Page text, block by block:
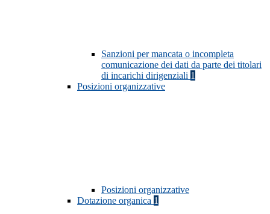
Sanzioni per mancata o incompleta
comunicazione dei dati da parte dei titolari
di incarichi dirigenziali 1
Posizioni organizzative
Posizioni organizzative
Dotazione organica 1